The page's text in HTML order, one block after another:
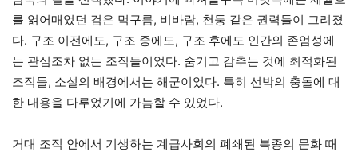
를 얽어매었던 검은 먹구름, 비바람, 천둥 같은 권력들이 그려졌
다. 구조 이전에도, 구조 중에도, 구조 후에도 인간의 존엄성에
는 관심조차 없는 조직들이었다. 숨기고 감추는 것에 최적화된
조직들, 소설의 배경에서는 해군이었다. 특히 선박의 충돌에 대
한 내용을 다루었기에 가늠할 수 있었다.
거대 조직 안에서 기생하는 계급사회의 폐쇄된 복종의 문화 때